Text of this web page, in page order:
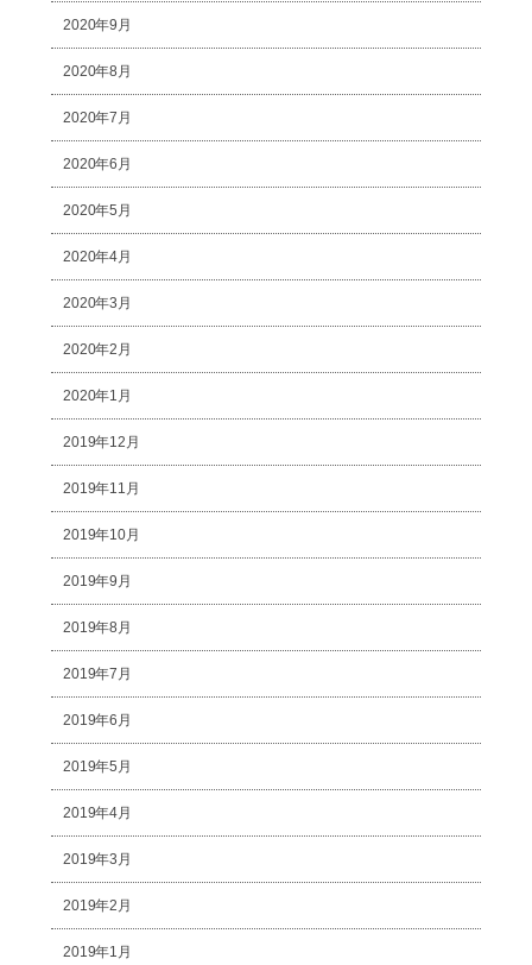
2020年9月
2020年8月
2020年7月
2020年6月
2020年5月
2020年4月
2020年3月
2020年2月
2020年1月
2019年12月
2019年11月
2019年10月
2019年9月
2019年8月
2019年7月
2019年6月
2019年5月
2019年4月
2019年3月
2019年2月
2019年1月